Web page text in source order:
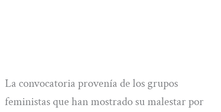
La convocatoria provenía de los grupos
feministas que han mostrado su malestar por